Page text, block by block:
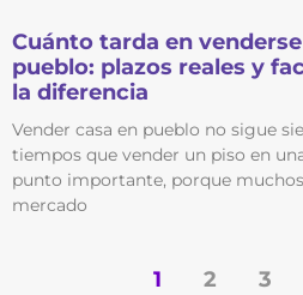
Cuánto tarda en
pueblo: plazos reales y
la diferencia
Vender casa en pueblo no sigue
tiempos que vender un piso en
punto importante, porque
mercado
1 2 3